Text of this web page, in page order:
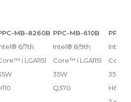
MB-8260B PPC-MB-610B PPC-
6/7th
i LGA1151
Intel® 8/9th
Core™ i LGA1151
Intel®
Core™
35W
35W
Q370 H610E